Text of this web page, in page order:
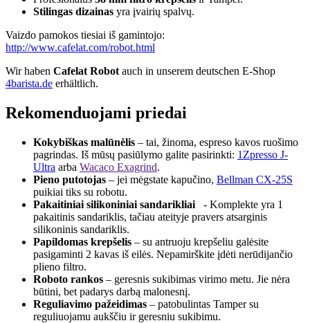
Stilingas dizainas yra įvairių spalvų.
Vaizdo pamokos tiesiai iš gamintojo:
http://www.cafelat.com/robot.html
Wir haben Cafelat Robot auch in unserem deutschen E-Shop
4barista.de erhältlich.
Rekomenduojami priedai
Kokybiškas malūnėlis – tai, žinoma, espreso kavos ruošimo
pagrindas. Iš mūsų pasiūlymo galite pasirinkti: 1Zpresso J-
Ultra arba Wacaco Exagrind.
Pieno putotojas – jei mėgstate kapučino, Bellman CX-25S
puikiai tiks su robotu.
Pakaitiniai silikoniniai sandarikliai
- Komplekte yra 1
pakaitinis sandariklis, tačiau ateityje pravers atsarginis
silikoninis sandariklis.
Papildomas krepšelis – su antruoju krepšeliu galėsite
pasigaminti 2 kavas iš eilės. Nepamirškite įdėti nerūdijančio
plieno filtro.
Roboto rankos – geresnis sukibimas virimo metu. Jie nėra
būtini, bet padarys darbą malonesnį.
Reguliavimo pažeidimas – patobulintas Tamper su
reguliuojamu aukščiu ir geresniu sukibimu.